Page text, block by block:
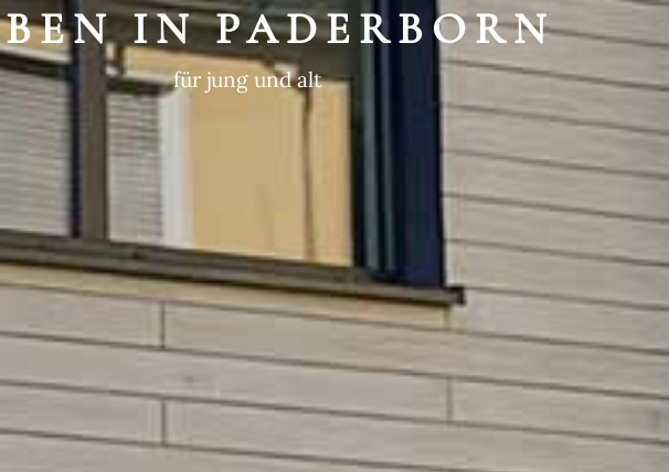
IN PADERBORN
für jung und alt
NACHHALTIGKEIT
in die Zukunft gedacht
GESCHICHTE
ein historischer Ort
IN PADERBORN
für jung und alt